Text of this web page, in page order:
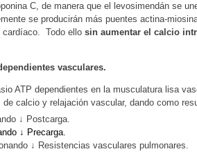
C, de manera que el levosimendán se
se producirán más puentes actina-
cardíaco. Todo ello sin aumentar el calcio
vasculares.
ATP dependientes en la musculatura lisa
calcio y relajación vascular, dando como
↓ Postcarga.
↓ Precarga.
↓ Resistencias vasculares pulmonares.